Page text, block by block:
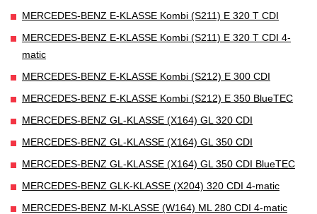
MERCEDES-BENZ E-KLASSE Kombi (S211) E 320 T CDI
MERCEDES-BENZ E-KLASSE Kombi (S211) E 320 T CDI 4-
matic
MERCEDES-BENZ E-KLASSE Kombi (S212) E 300 CDI
MERCEDES-BENZ E-KLASSE Kombi (S212) E 350 BlueTEC
MERCEDES-BENZ GL-KLASSE (X164) GL 320 CDI
MERCEDES-BENZ GL-KLASSE (X164) GL 350 CDI
MERCEDES-BENZ GL-KLASSE (X164) GL 350 CDI BlueTEC
MERCEDES-BENZ GLK-KLASSE (X204) 320 CDI 4-matic
MERCEDES-BENZ M-KLASSE (W164) ML 280 CDI 4-matic